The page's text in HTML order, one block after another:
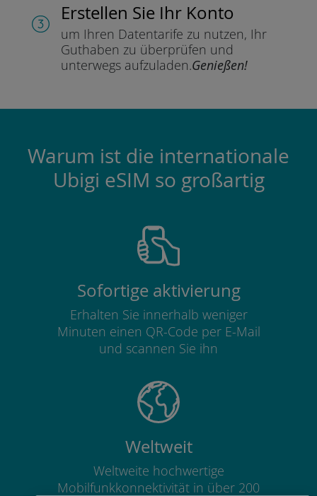
Erstellen Sie Ihr Konto
um Ihren Datentarife zu nutzen, Ihr
Guthaben zu überprüfen und
unterwegs aufzuladen.Genießen!
Warum ist die internationale
Ubigi eSIM so großartig
Sofortige aktivierung
Erhalten Sie innerhalb weniger
Minuten einen QR-Code per E-Mail
und scannen Sie ihn
Weltweit
Weltweite hochwertige
Mobilfunkkonnektivität in über 200